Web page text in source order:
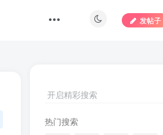
发帖子
开启精彩搜索
热门搜索